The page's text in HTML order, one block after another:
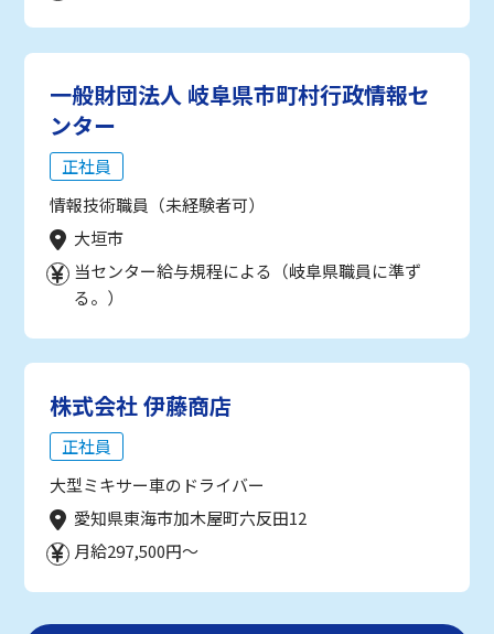
一般財団法人 岐阜県市町村行政情報セ
ンター
正社員
情報技術職員（未経験者可）
大垣市
当センター給与規程による（岐阜県職員に準ず
る。）
株式会社 伊藤商店
正社員
大型ミキサー車のドライバー
愛知県東海市加木屋町六反田12
月給297,500円～